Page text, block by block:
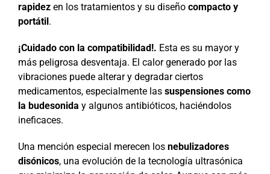
rapidezen los tratamientos y su diseño compacto y
portátil.
¡Cuidado con la compatibilidad!. Esta es su mayor y
más peligrosa desventaja. El calor generado por las
vibraciones puede alterar y degradar ciertos
medicamentos, especialmente las suspensiones como
la budesonida y algunos antibióticos, haciéndolos
ineficaces.
Una mención especial merecen los nebulizadores
disónicos, una evolución de la tecnología ultrasónica